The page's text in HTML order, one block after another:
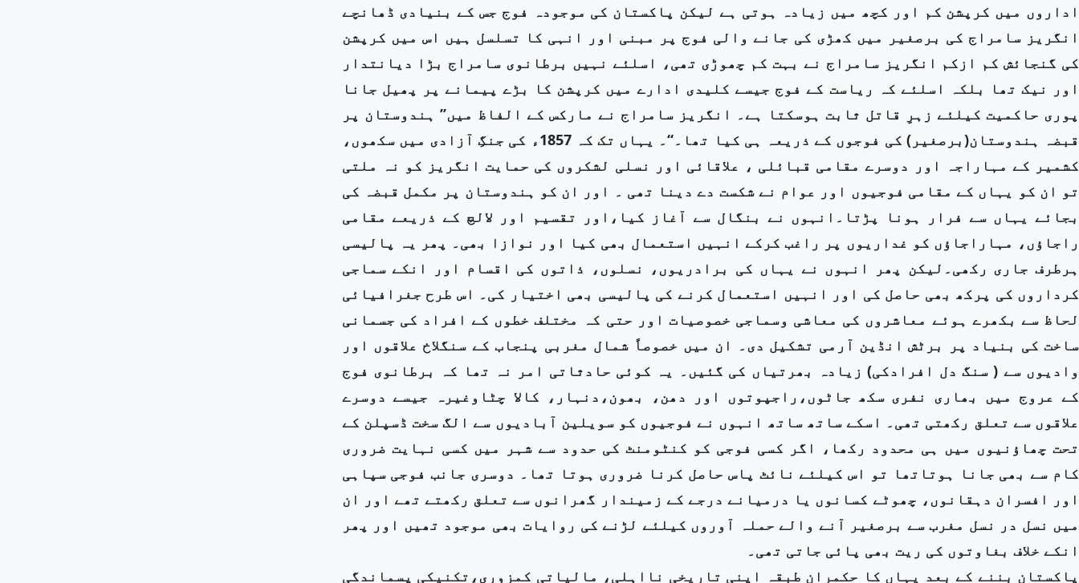
اداروں میں کرپشن کم اور کچھ میں زیادہ ہوتی ہے لیکن پاکستان کی موجودہ فوج جس کے بنیادی ڈھانچے
انگریز سامراج کی برصغیر میں کھڑی کی جانے والی فوج پر مبنی اور انہی کا تسلسل ہیں اس میں کرپشن
کی گنجائش کم ازکم انگریز سامراج نے بہت کم چھوڑی تھی، اسلئے نہیں برطانوی سامراج بڑا دیانتدار
اور نیک تھا بلکہ اسلئے کہ ریاست کے فوج جیسے کلیدی ادارے میں کرپشن کا بڑے پیمانے پر پھیل جانا
پوری حاکمیت کیلئے زہرِ قاتل ثابت ہوسکتا ہے۔ انگریز سامراج نے مارکس کے الفاظ میں’’ ہندوستان پر
قبضہ ہندوستان(برصغیر) کی فوجوں کے ذریعہ ہی کیا تھا۔‘‘۔ یہاں تک کہ 1857ء کی جنگِ آزادی میں سکھوں،
کشمیر کے مہاراجہ اور دوسرے مقامی قبائلی ، علاقائی اور نسلی لشکروں کی حمایت انگریز کو نہ ملتی
تو ان کو یہاں کے مقامی فوجیوں اور عوام نے شکست دے دینا تھی ۔ اور ان کو ہندوستان پر مکمل قبضہ کی
بجائے یہاں سے فرار ہونا پڑتا۔انہوں نے بنگال سے آغاز کیا،اور تقسیم اور لالچ کے ذریعے مقامی
راجاؤں، مہاراجاؤں کو غداریوں پر راغب کرکے انہیں استعمال بھی کیا اور نوازا بھی۔ پھر یہ پالیسی
ہرطرف جاری رکھی۔لیکن پھر انہوں نے یہاں کی برادریوں، نسلوں، ذاتوں کی اقسام اور انکے سماجی
کرداروں کی پرکھ بھی حاصل کی اور انہیں استعمال کرنے کی پالیسی بھی اختیار کی۔ اس طرح جغرافیائی
لحاظ سے بکھرے ہوئے معاشروں کی معاشی وسماجی خصوصیات اور حتی کہ مختلف خطوں کے افراد کی جسمانی
ساخت کی بنیاد پر برٹش انڈین آرمی تشکیل دی۔ ان میں خصوصاً شمال مغربی پنجاب کے سنگلاخ علاقوں اور
وادیوں سے ( سنگ دل افرادکی) زیادہ بھرتیاں کی گئیں۔ یہ کوئی حادثاتی امر نہ تھا کہ برطانوی فوج
کے عروج میں بھاری نفری سکھ جاٹوں،راجپوتوں اور دھن، بھون،دنہار، کالا چٹاوغیرہ جیسے دوسرے
علاقوں سے تعلق رکھتی تھی۔ اسکے ساتھ ساتھ انہوں نے فوجیوں کو سویلین آبادیوں سے الگ سخت ڈسپلن کے
تحت چھاؤنیوں میں ہی محدود رکھا، اگر کسی فوجی کو کنٹومنٹ کی حدود سے شہر میں کسی نہایت ضروری
کام سے بھی جانا ہوتاتھا تو اس کیلئے نائٹ پاس حاصل کرنا ضروری ہوتا تھا۔ دوسری جانب فوجی سپاہی
اور افسران دہقانوں، چھوٹے کسانوں یا درمیانے درجے کے زمیندار گھرانوں سے تعلق رکھتے تھے اور ان
میں نسل در نسل مغرب سے برصغیر آنے والے حملہ آوروں کیلئے لڑنے کی روایات بھی موجود تھیں اور پھر
انکے خلاف بغاوتوں کی ریت بھی پائی جاتی تھی۔
پاکستان بننے کے بعد یہاں کا حکمران طبقہ اپنی تاریخی نااہلی، مالیاتی کمزوری،تکنیکی پسماندگی